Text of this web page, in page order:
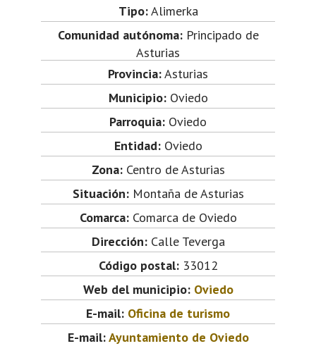
Tipo:Alimerka
Comunidad autónoma:Principado de
Asturias
Provincia:Asturias
Municipio:Oviedo
Parroquia: Oviedo
Entidad:Oviedo
Zona:Centro de Asturias
Situación:Montaña de Asturias
Comarca:Comarca de Oviedo
Dirección:Calle Teverga
Código postal:33012
Web del municipio: Oviedo
E-mail: Oficina de turismo
E-mail:Ayuntamiento de Oviedo